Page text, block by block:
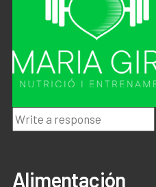
Alimentación